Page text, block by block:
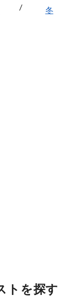
冬
トを探す